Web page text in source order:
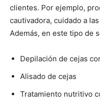
clientes. Por ejemplo,
cautivadora, cuidado a
Además, en este tipo de
Depilación de cejas
Alisado de cejas
Tratamiento nutritivo